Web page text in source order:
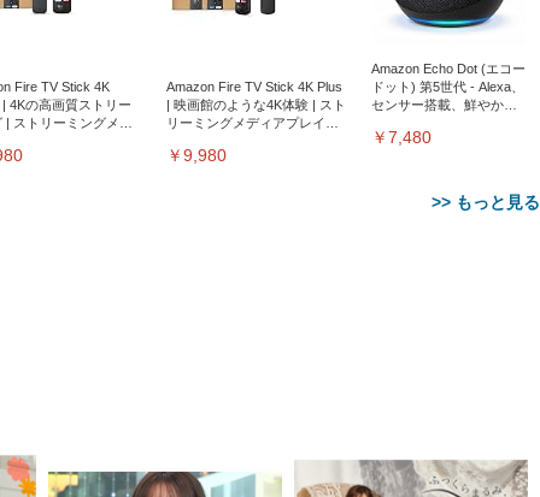
Fire TV Stick 4K
4Kの高画質ストリー
| ストリーミングメデ
Amazon Fire TV Stick 4K Plus
| 映画館のような4K体験 | スト
リーミングメディアプレイヤ
￥9,980
Amazon Echo Dot (エコー
ドット) 第5世代 - Alexa、
センサー搭載、鮮やかな
￥7,480
>> もっと見る
疲れない テレワーク
強化バックレスト 30
キング機能 人間工学 椅
チェア 疲れない テレワーク
チェア 強化バックレスト 30度
ロッキング機能 人間工学 椅子
ッシュ 通気性 ランバーサ
ポート付き 腰サポート ガ
ZDM1J）
HD（1920×1080）VA 非光
沢 HDMI/DisplayPort/VGA
￥15,800
Gaming Monitor 24” Essential ゲ
ーミングモニター QD 24.5インチ
犬用 26枚入り 単品
ック) 【Amazon.co.jp限定】
Smart Basic アイリスオーヤマ
ペットシーツ 超厚型 お徳用
ュラー 200枚入
【Amazon.co.jp限定】